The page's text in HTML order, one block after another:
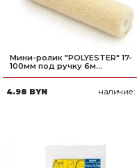
Мини-ролик "POLYESTER" 17-
100мм под ручку 6м...
4.98 BYN наличие: